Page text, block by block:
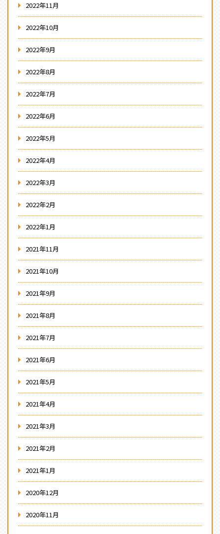
2022年11月
2022年10月
2022年9月
2022年8月
2022年7月
2022年6月
2022年5月
2022年4月
2022年3月
2022年2月
2022年1月
2021年11月
2021年10月
2021年9月
2021年8月
2021年7月
2021年6月
2021年5月
2021年4月
2021年3月
2021年2月
2021年1月
2020年12月
2020年11月